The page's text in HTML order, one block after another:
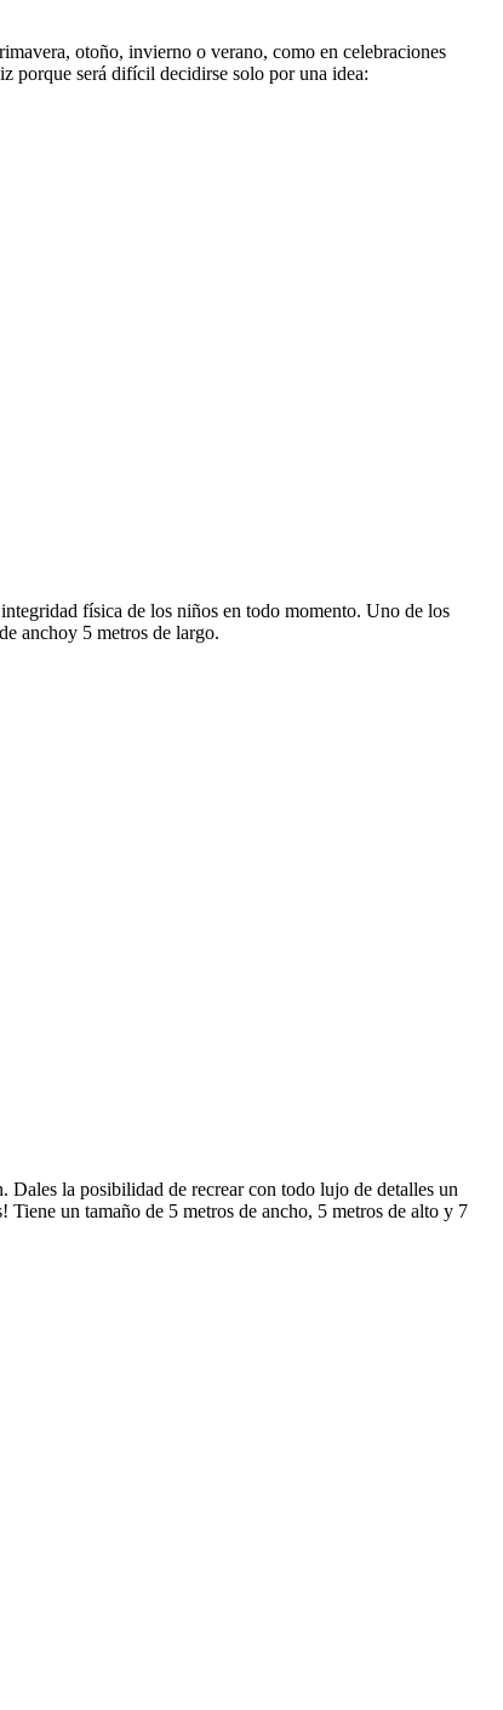
otoño, invierno o verano, como en celebraciones
porque será difícil decidirse solo por una idea:
física de los niños en todo momento. Uno de los
anchoy 5 metros de largo.
Dales la posibilidad de recrear con todo lujo de detalles un
Tiene un tamaño de 5 metros de ancho, 5 metros de alto y 7